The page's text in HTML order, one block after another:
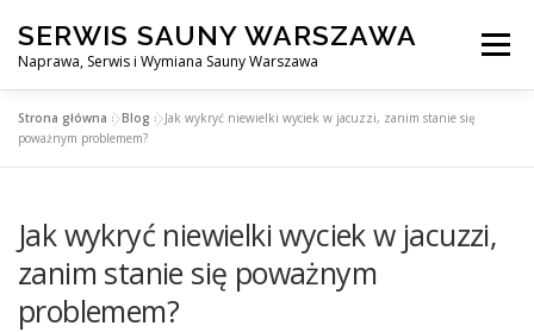
treści
SERWIS SAUNY WARSZAWA
Naprawa, Serwis i Wymiana Sauny Warszawa
Menu
SERWIS DO SAUNY WARSZAWA
Strona główna »Blog »Jak wykryć niewielki wyciek w jacuzzi, zanim stanie się
poważnym problemem?
Jak wykryć niewielki wyciek w jacuzzi,
zanim stanie się poważnym
problemem?